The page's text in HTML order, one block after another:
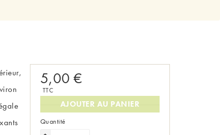
5,00 €
TTC
Quantité
AJOUTER AU PANIER